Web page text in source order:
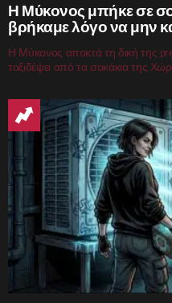
Η Μύκονος μπήκε σε
βρήκαμε λόγο να μην
Η Μύκονος αποκτά τη δική της
ταξιδέψει από τα σοκάκια της